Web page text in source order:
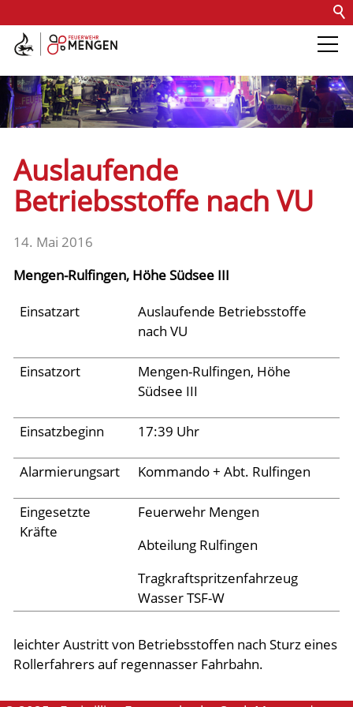
Kontakt Impressum
Barrierefreiheit
Die Feuerwehr
Fachdienste
Fahrzeuge
Einsätze
Archiv 2024
Archiv 2022
Archiv 2021
Archiv 2020
Archiv 2019
Archiv 2018
Jugend
Auslaufende
Betriebsstoffe nach VU
14. Mai 2016
Mengen-Rulfingen, Höhe Südsee III
Einsatzart
Auslaufende Betriebsstoffe
nach VU
Einsatzort
Mengen-Rulfingen, Höhe
Südsee III
Einsatzbeginn 17:39 Uhr
Alarmierungsart Kommando + Abt. Rulfingen
Eingesetzte
Kräfte
Feuerwehr Mengen
Abteilung Rulfingen
Tragkraftspritzenfahrzeug
Wasser TSF-W
leichter Austritt von Betriebsstoffen nach Sturz eines
Rollerfahrers auf regennasser Fahrbahn.